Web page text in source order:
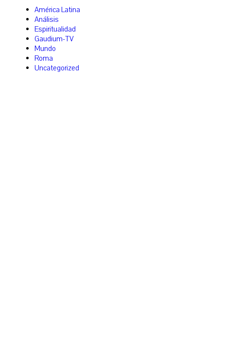
América Latina
Análisis
Espiritualidad
Gaudium-TV
Mundo
Roma
Uncategorized